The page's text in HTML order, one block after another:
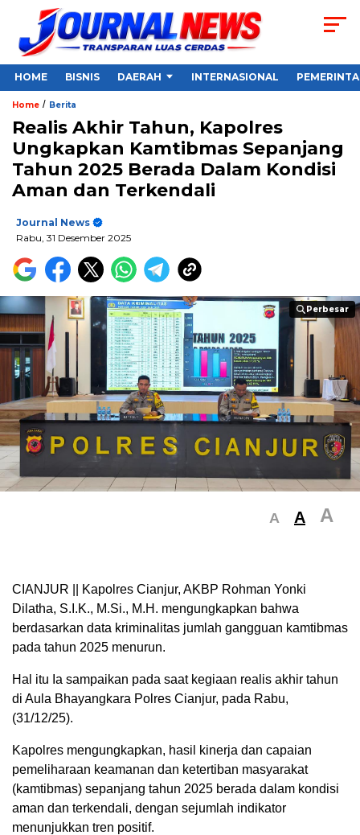
HOME BISNIS DAERAH INTERNASIONAL
Home / Berita
Realis Akhir Tahun, Kapolres
Ungkapkan Kamtibmas Sepanjang
Tahun 2025 Berada Dalam Kondisi
Aman dan Terkendali
Journal News
Rabu, 31 Desember 2025
Perbesar
Perbesar
A A A
CIANJUR || Kapolres Cianjur, AKBP Rohman Yonki
Dilatha, S.I.K., M.Si., M.H. mengungkapkan bahwa
berdasarkan data kriminalitas jumlah gangguan kamtibmas
pada tahun 2025 menurun.
Hal itu Ia sampaikan pada saat kegiaan realis akhir tahun
di Aula Bhayangkara Polres Cianjur, pada Rabu,
(31/12/25).
Kapolres mengungkapkan, hasil kinerja dan capaian
pemeliharaan keamanan dan ketertiban masyarakat
(kamtibmas) sepanjang tahun 2025 berada dalam kondisi
aman dan terkendali, dengan sejumlah indikator
menunjukkan tren positif.